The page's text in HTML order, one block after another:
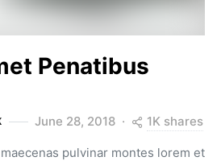
Penatibus
June 28, 2018 1K shares
pulvinar montes lorem et